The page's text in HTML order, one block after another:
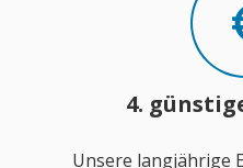
4.
Unsere langjährige